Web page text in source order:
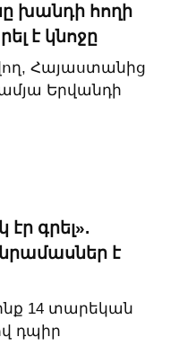
խանդի հողի
է կնոջը
Հայաստանից
Երվանդի
գրել».
է
14 տարեկան
դպիր